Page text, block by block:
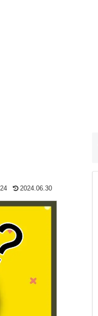
2024.06.30